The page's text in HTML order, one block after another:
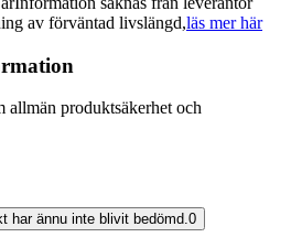
av förväntad livslängd,läs mer här
produktsäkerhet och
har ännu inte blivit bedömd.0